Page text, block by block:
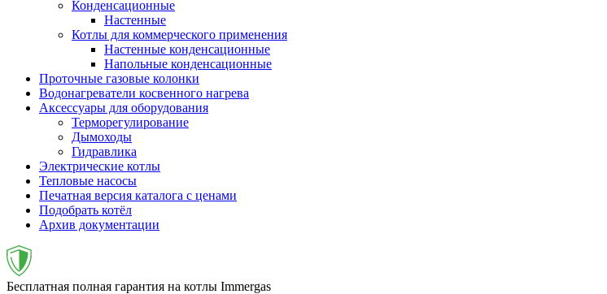
Конденсационные
Настенные
Котлы для коммерческого применения
Настенные конденсационные
Напольные конденсационные
Проточные газовые колонки
Водонагреватели косвенного нагрева
Аксессуары для оборудования
Терморегулирование
Дымоходы
Гидравлика
Электрические котлы
Тепловые насосы
Печатная версия каталога с ценами
Подобрать котёл
Архив документации
Бесплатная полная гарантия на котлы Immergas